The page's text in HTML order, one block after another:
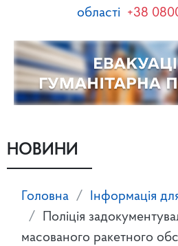
області +38
НОВИНИ
Головна Інформація
Поліція
масованого ракетного